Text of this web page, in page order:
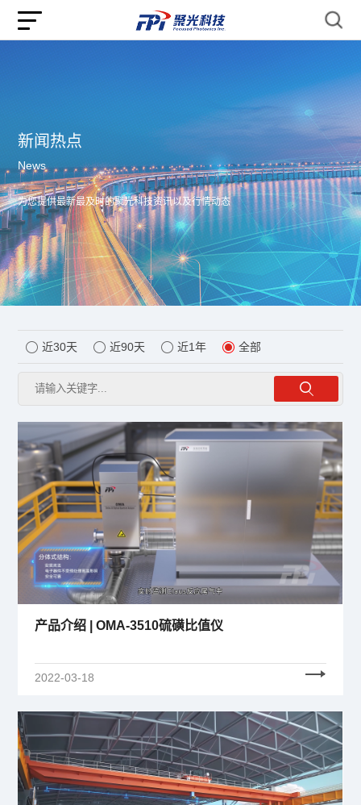
新闻热点
News
为您提供最新最及时的聚光科技资讯以及行情动态
近30天 近90天 近1年 全部
产品介绍 | OMA-3510硫磺比值仪
2022-03-18